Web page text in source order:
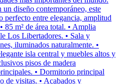
diseño contemporáneo, este
perfecto entre elegancia, amplitud
85 m² de área total. • Amplia
Los Libertadores. • Sala y
iluminados naturalmente. •
isla central y muebles altos y
pisos de madera
• Dormitorio principal
de visitas. • Acabados y